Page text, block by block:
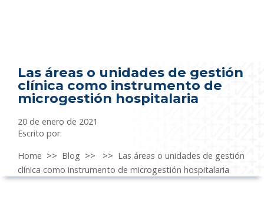
Las áreas o unidades de gestión
clínica como instrumento de
microgestión hospitalaria
20 de enero de 2021
Escrito por:
Home >> Blog >> >> Las áreas o unidades de gestión
clínica como instrumento de microgestión hospitalaria